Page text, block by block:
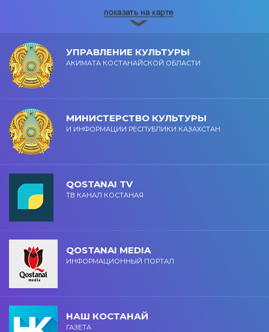
УПРАВЛЕНИЕ КУЛЬТУРЫ
АКИМАТА КОСТАНАЙСКОЙ ОБЛАСТИ
МИНИСТЕРСТВО КУЛЬТУРЫ
И ИНФОРМАЦИИ РЕСПУБЛИКИ КАЗАХСТАН
QOSTANAI TV
ТВ КАНАЛ КОСТАНАЯ
QOSTANAI MEDIA
ИНФОРМАЦИОННЫЙ ПОРТАЛ
НАШ КОСТАНАЙ
ГАЗЕТА